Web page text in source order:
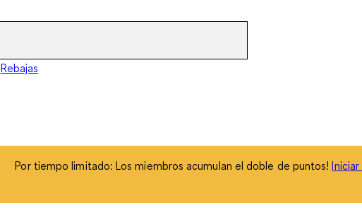
Rebajas
Por tiempo limitado: Los miembros acumulan el doble de puntos!